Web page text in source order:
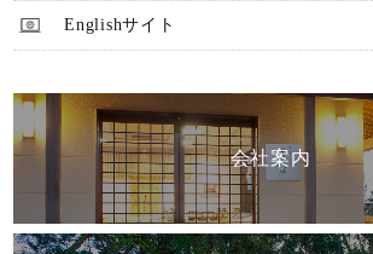
Englishサイト
会社案内